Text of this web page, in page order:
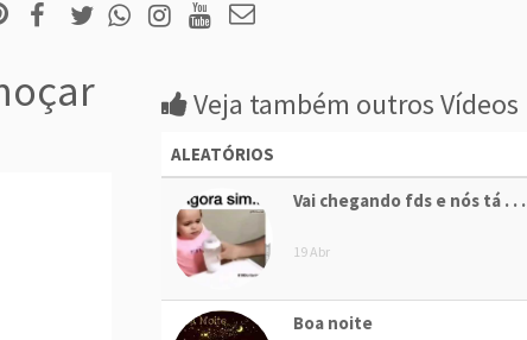
Veja também outros Vídeos
ALEATÓRIOS
Vai chegando fds e nós tá . . .
19 Abr
Boa noite